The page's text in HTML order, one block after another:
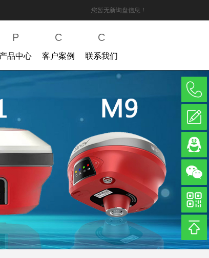
您暂无新询盘信息！
P
产品中心
C
客户案例
C
联系我们